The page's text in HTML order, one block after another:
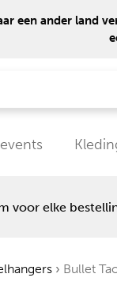
een ander land
voor elke
› Bullet